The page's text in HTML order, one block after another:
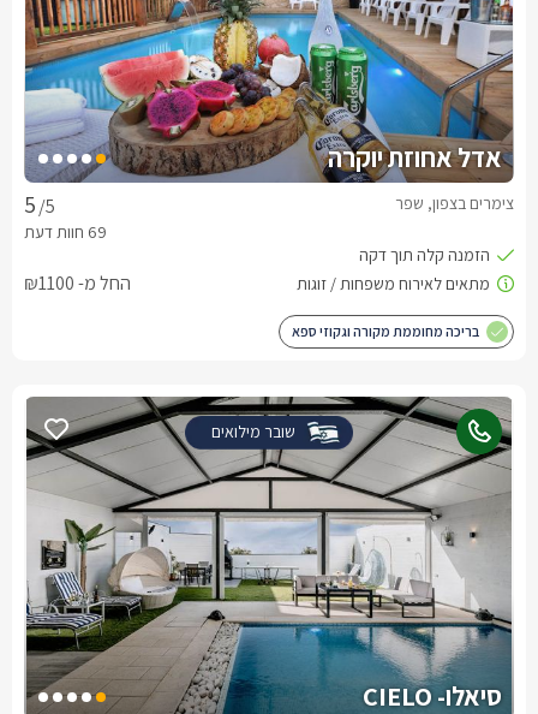
אדל אחוזת יוקרה
/5 צימרים בצפון, שפר
החל מ- ₪1100
בריכה מחוממת מקורה וגקוזי ספא
שובר מילואים
סיאלו- CIELO